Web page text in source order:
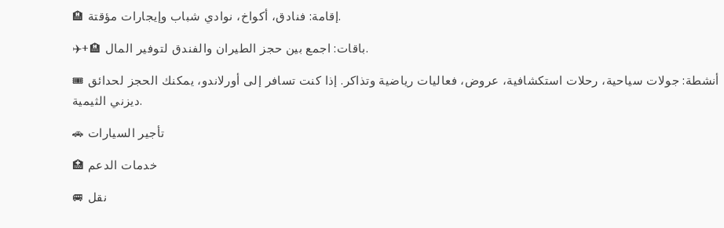
🏨 إقامة: فنادق، أكواخ، نوادي شباب وإيجارات مؤقتة.
✈️+🏨 باقات: اجمع بين حجز الطيران والفندق لتوفير المال.
🎟 أنشطة: جولات سياحية، رحلات استكشافية، عروض، فعاليات رياضية وتذاكر. إذا كنت تسافر إلى أورلاندو، يمكنك الحجز لحدائق
ديزني الثيمية.
🚗 تأجير السيارات
🏥 خدمات الدعم
🚐 نقل